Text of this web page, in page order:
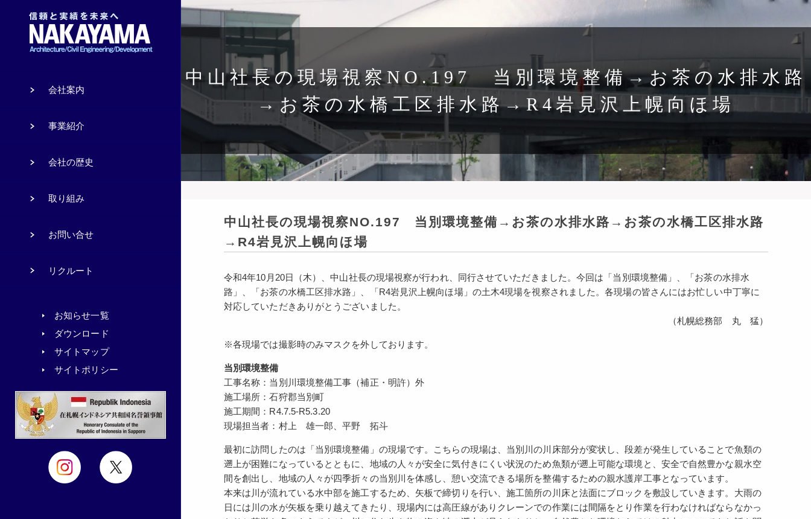
中山社長の現場視察NO.197 当別環境整備→お茶の水排水路
→お茶の水橋工区排水路→R4岩見沢上幌向ほ場
中山社長の現場視察NO.197 当別環境整備→お茶の水排水路→お茶の水橋工区排水路
→R4岩見沢上幌向ほ場
令和4年10月20日（木）、中山社長の現場視察が行われ、同行させていただきました。今回は「当別環境整備」、「お茶の水排水
路」、「お茶の水橋工区排水路」、「R4岩見沢上幌向ほ場」の土木4現場を視察されました。各現場の皆さんにはお忙しい中丁寧に
対応していただきありがとうございました。
（札幌総務部 丸 猛）
※各現場では撮影時のみマスクを外しております。
当別環境整備
工事名称：当別川環境整備工事（補正・明許）外
施工場所：石狩郡当別町
施工期間：R4.7.5-R5.3.20
現場担当者：村上 雄一郎、平野 拓斗
最初に訪問したのは「当別環境整備」の現場です。こちらの現場は、当別川の川床部分が変状し、段差が発生していることで魚類の
遡上が困難になっているとともに、地域の人々が安全に気付きにくい状況のため魚類が遡上可能な環境と、安全で自然豊かな親水空
間を創出し、地域の人々が四季折々の当別川を体感し、憩い交流できる場所を整備するための親水護岸工事となっています。
本来は川が流れている水中部を施工するため、矢板で締切りを行い、施工箇所の川床と法面にブロックを敷設していきます。大雨の
日には川の水が矢板を乗り越えてきたり、現場内には高圧線がありクレーンでの作業には間隔をとり作業を行わなければならなかっ
会社案内
事業紹介
会社の歴史
取り組み
お問い合せ
リクルート
お知らせ一覧
ダウンロード
サイトマップ
サイトポリシー